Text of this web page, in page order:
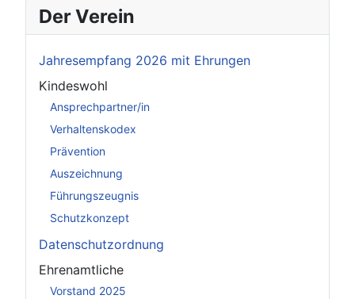
Der Verein
Jahresempfang 2026 mit Ehrungen
Kindeswohl
Ansprechpartner/in
Verhaltenskodex
Prävention
Auszeichnung
Führungszeugnis
Schutzkonzept
Datenschutzordnung
Ehrenamtliche
Vorstand 2025